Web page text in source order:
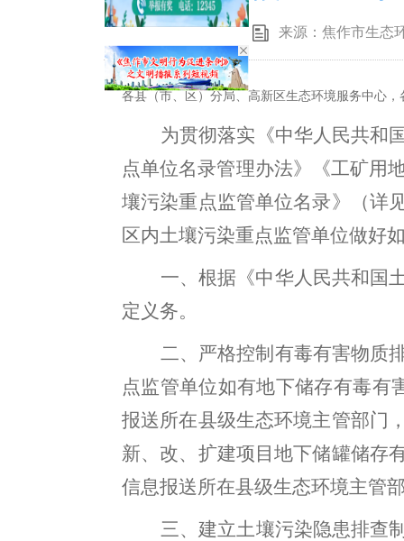
来源：焦作市生态
各县（市、区）分局 、 高新区生态环境服务中心 ，
为贯彻落实《中华人民共和
点单位名录管理办法》《工矿用
壤污染重点监管单位名录》（详
区内土壤污染重点监管单位做好
一、根据《中华人民共和国
定义务。
二、严格控制有毒有害物质
点监管单位如有地下储存有毒有
报送所在县级生态环境主管部门
新、改、扩建项目地下储罐储存
信息报送所在县级生态环境主管
三、建立土壤污染隐患排查